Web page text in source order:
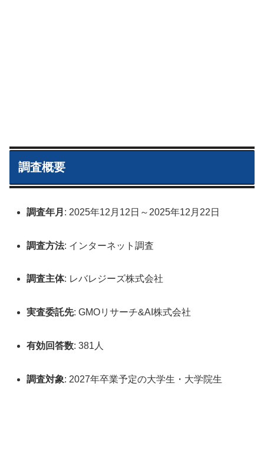
調査概要
調査年月 : 2025年12月12日～2025年12月22日
調査方法: インターネット調査
調査主体: レバレジーズ株式会社
実査委託先: GMOリサーチ&AI株式会社
有効回答数: 381人
調査対象: 2027年卒業予定の大学生・大学院生